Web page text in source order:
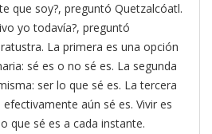
que soy?, preguntó Quetzalcóatl.
yo todavía?, preguntó
La primera es una opción
sé es o no sé es. La segunda
ser lo que sé es. La tercera
aún sé es. Vivir es
que sé es a cada instante.